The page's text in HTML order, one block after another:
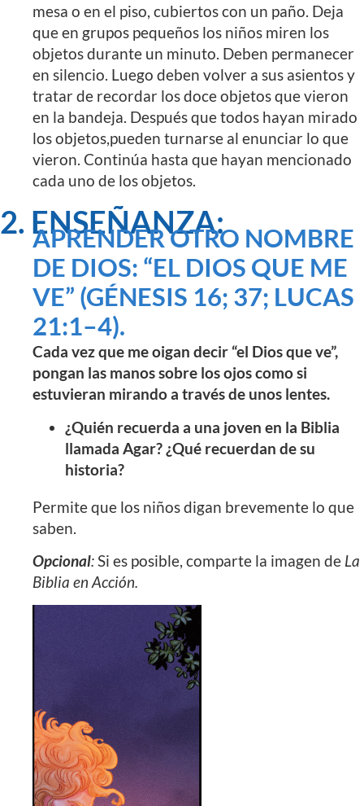
mesa o en el piso, cubiertos con un paño. Deja
que en grupos pequeños los niños miren los
objetos durante un minuto. Deben permanecer
en silencio. Luego deben volver a sus asientos y
tratar de recordar los doce objetos que vieron
en la bandeja. Después que todos hayan mirado
los objetos,pueden turnarse al enunciar lo que
vieron. Continúa hasta que hayan mencionado
cada uno de los objetos.
2. ENSEÑANZA:
APRENDER OTRO NOMBRE
DE DIOS: “EL DIOS QUE ME
VE” (GÉNESIS 16; 37; LUCAS
21:1–4).
Cada vez que me oigan decir “el Dios que ve”,
pongan las manos sobre los ojos como si
estuvieran mirando a través de unos lentes.
¿Quién recuerda a una joven en la Biblia
llamada Agar? ¿Qué recuerdan de su
historia?
Permite que los niños digan brevemente lo que
saben.
Opcional:Si es posible, comparte la imagen de La
Biblia en Acción.